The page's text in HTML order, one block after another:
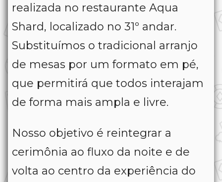
realizada no restaurante Aqua
Shard, localizado no 31º andar.
Substituímos o tradicional arranjo
de mesas por um formato em pé,
que permitirá que todos interajam
de forma mais ampla e livre.
Nosso objetivo é reintegrar a
cerimônia ao fluxo da noite e de
volta ao centro da experiência do